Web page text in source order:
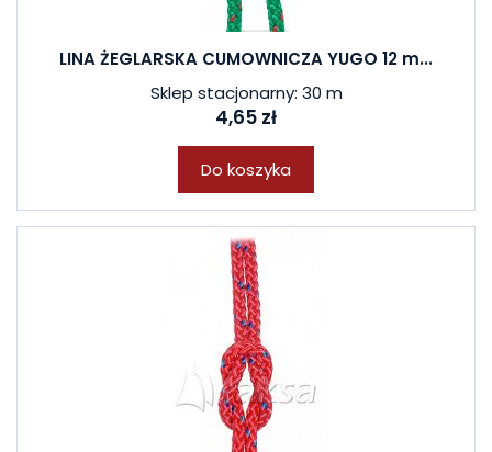
LINA ŻEGLARSKA CUMOWNICZA YUGO 12 m...
Sklep stacjonarny: 30 m
4,65 zł
Do koszyka